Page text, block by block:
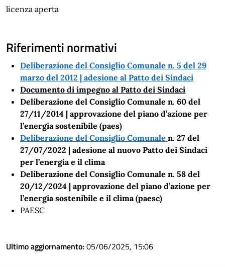
licenza aperta
Riferimenti normativi
Deliberazione del Consiglio Comunale n. 5 del 29
marzo del 2012 | adesione al Patto dei Sindaci
Documento di impegno al Patto dei Sindaci
Deliberazione del Consiglio Comunale n. 60 del
27/11/2014 | approvazione del piano d’azione per
l’energia sostenibile (paes)
Deliberazione del Consiglio Comunale n. 27 del
27/07/2022 | adesione al nuovo Patto dei Sindaci
per l’energia e il clima
Deliberazione del Consiglio Comunale n. 58 del
20/12/2024 | approvazione del piano d’azione per
l’energia sostenibile e il clima (paesc)
PAESC
Ultimo aggiornamento: 05/06/2025, 15:06